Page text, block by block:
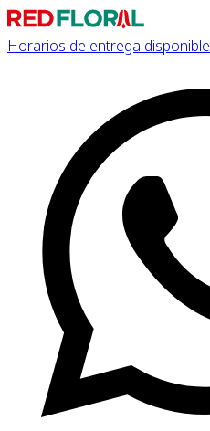
Horarios de entrega disponible